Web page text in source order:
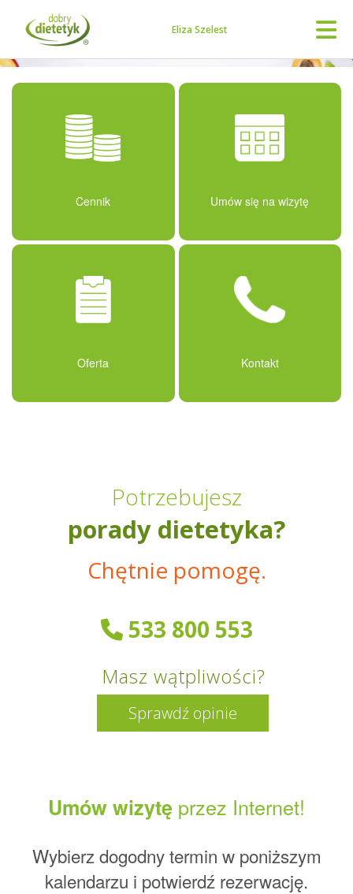
Eliza Szelest
Cennik Umów się na wizytę
Oferta Kontakt
Potrzebujesz
porady dietetyka?
Chętnie pomogę.
533 800 553
Masz wątpliwości?
Sprawdź opinie
Umów wizytę przez Internet!
Wybierz dogodny termin w poniższym
kalendarzu i potwierdź rezerwację.